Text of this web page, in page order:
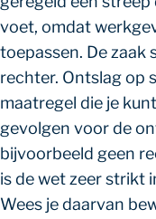
voet, omdat
toepassen. De zaak
rechter. Ontslag op
maatregel die je
gevolgen voor de
bijvoorbeeld geen
is de wet zeer strikt
Wees je daarvan